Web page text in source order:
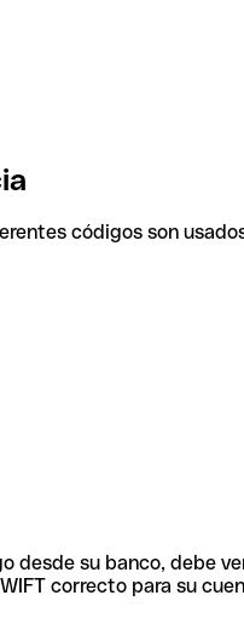
códigos son
su banco, debe
correcto para su